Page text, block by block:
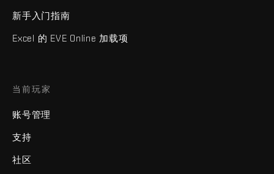
新手入门指南
Excel 的 EVE Online 加载项
当前玩家
账号管理
支持
社区